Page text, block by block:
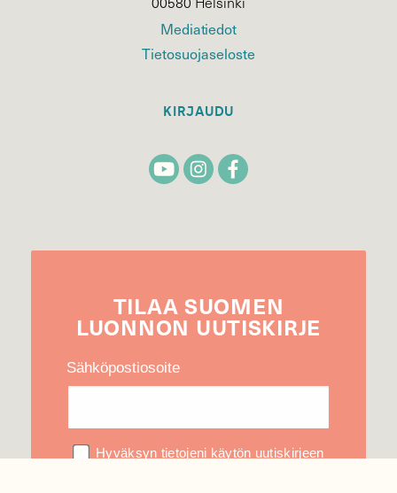
Mediatiedot
Tietosuojaseloste
KIRJAUDU
TILAA SUOMEN
LUONNON UUTIS­KIRJE
Sähköpostiosoite
Hyväksyn tietojeni käytön uutiskirjeen